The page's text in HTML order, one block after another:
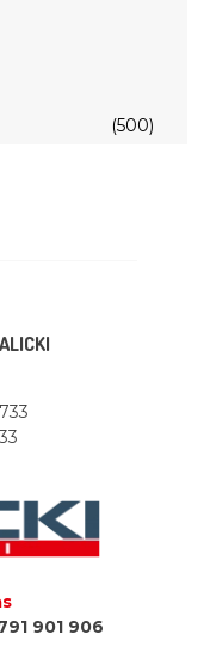
(500)
901 906